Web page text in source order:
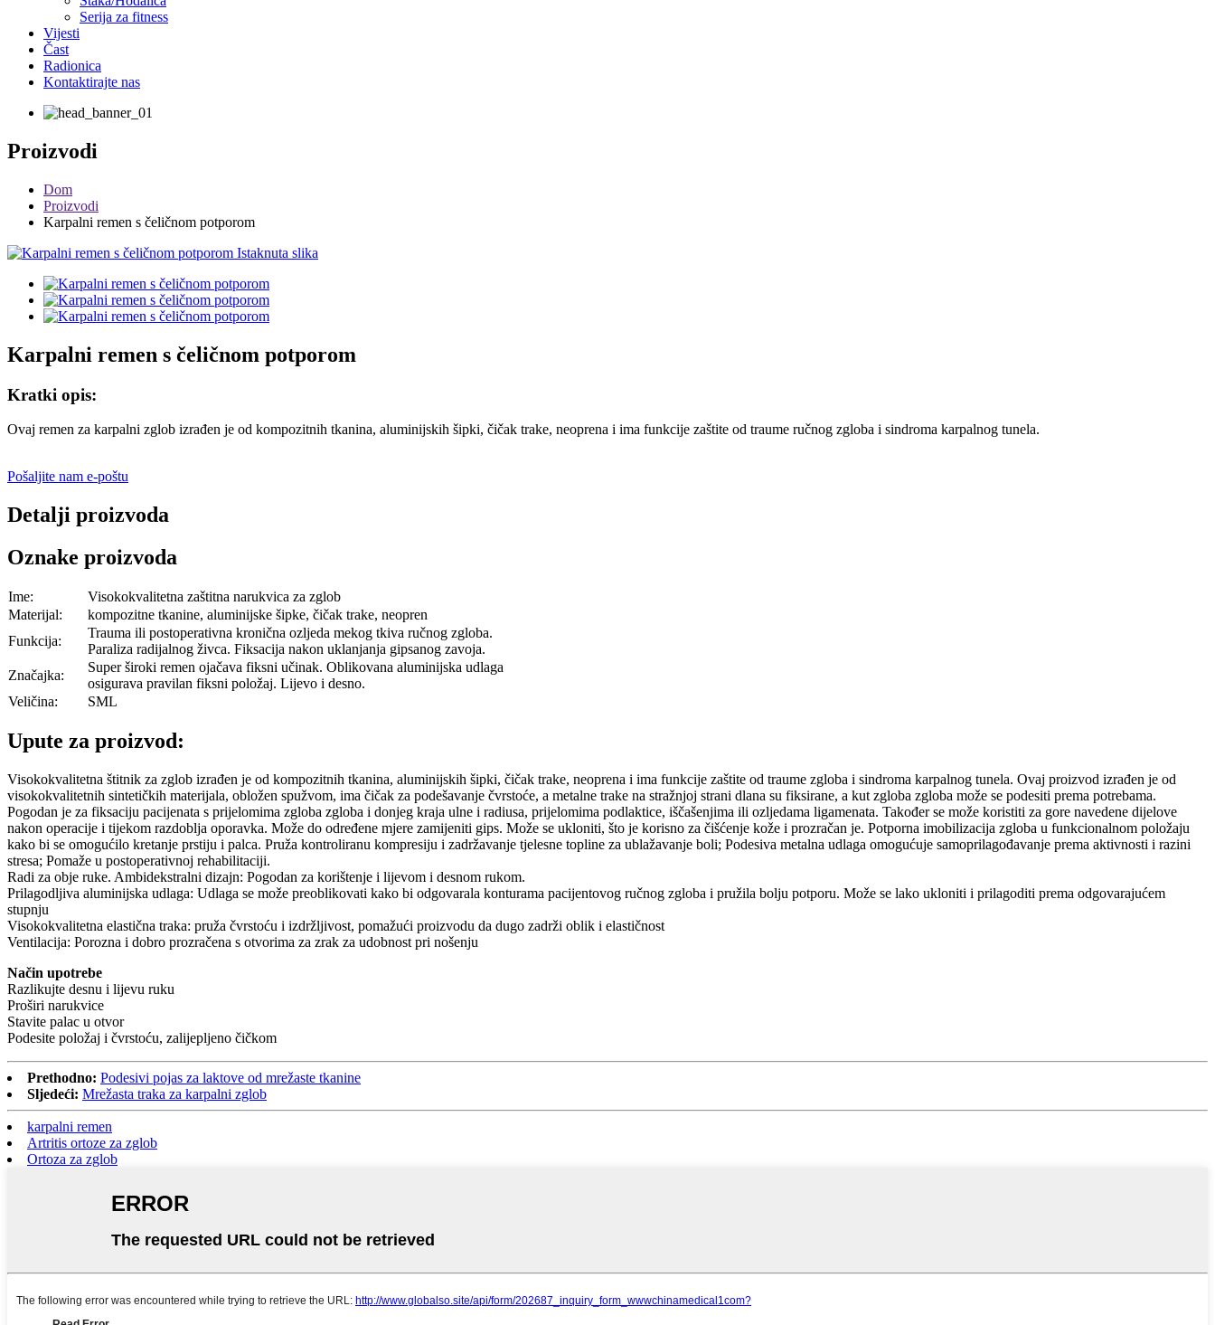
Serija za fitness
Vijesti
Čast
Radionica
Kontaktirajte nas
Proizvodi
Dom
Proizvodi
Karpalni remen s čeličnom potporom
Karpalni remen s čeličnom potporom
Kratki opis:
Ovaj remen za karpalni zglob izrađen je od kompozitnih tkanina, aluminijskih šipki, čičak trake, neoprena i ima funkcije zaštite od traume ručnog zgloba i sindroma karpalnog tunela.
Pošaljite nam e-poštu
Detalji proizvoda
Oznake proizvoda
Ime:
Visokokvalitetna zaštitna narukvica za zglob
Materijal:
kompozitne tkanine, aluminijske šipke, čičak trake, neopren
Funkcija:
Trauma ili postoperativna kronična ozljeda mekog tkiva ručnog zgloba.
Paraliza radijalnog živca. Fiksacija nakon uklanjanja gipsanog zavoja.
Značajka:
Super široki remen ojačava fiksni učinak. Oblikovana aluminijska udlaga
osigurava pravilan fiksni položaj. Lijevo i desno.
Veličina:
SML
Upute za proizvod:
Visokokvalitetna štitnik za zglob izrađen je od kompozitnih tkanina, aluminijskih šipki, čičak trake, neoprena i ima funkcije zaštite od traume zgloba i sindroma karpalnog tunela. Ovaj proizvod izrađen je od
visokokvalitetnih sintetičkih materijala, obložen spužvom, ima čičak za podešavanje čvrstoće, a metalne trake na stražnjoj strani dlana su fiksirane, a kut zgloba zgloba može se podesiti prema potrebama.
Pogodan je za fiksaciju pacijenata s prijelomima zgloba zgloba i donjeg kraja ulne i radiusa, prijelomima podlaktice, iščašenjima ili ozljedama ligamenata. Također se može koristiti za gore navedene dijelove
nakon operacije i tijekom razdoblja oporavka. Može do određene mjere zamijeniti gips. Može se ukloniti, što je korisno za čišćenje kože i prozračan je. Potporna imobilizacija zgloba u funkcionalnom položaju
kako bi se omogućilo kretanje prstiju i palca. Pruža kontroliranu kompresiju i zadržavanje tjelesne topline za ublažavanje boli; Podesiva metalna udlaga omogućuje samoprilagođavanje prema aktivnosti i razini
stresa; Pomaže u postoperativnoj rehabilitaciji.
Radi za obje ruke. Ambidekstralni dizajn: Pogodan za korištenje i lijevom i desnom rukom.
Prilagodljiva aluminijska udlaga: Udlaga se može preoblikovati kako bi odgovarala konturama pacijentovog ručnog zgloba i pružila bolju potporu. Može se lako ukloniti i prilagoditi prema odgovarajućem
stupnju
Visokokvalitetna elastična traka: pruža čvrstoću i izdržljivost, pomažući proizvodu da dugo zadrži oblik i elastičnost
Ventilacija: Porozna i dobro prozračena s otvorima za zrak za udobnost pri nošenju
Način upotrebe
Razlikujte desnu i lijevu ruku
Proširi narukvice
Stavite palac u otvor
Podesite položaj i čvrstoću, zalijepljeno čičkom
Prethodno: Podesivi pojas za laktove od mrežaste tkanine
Sljedeći: Mrežasta traka za karpalni zglob
karpalni remen
Artritis ortoze za zglob
Ortoza za zglob